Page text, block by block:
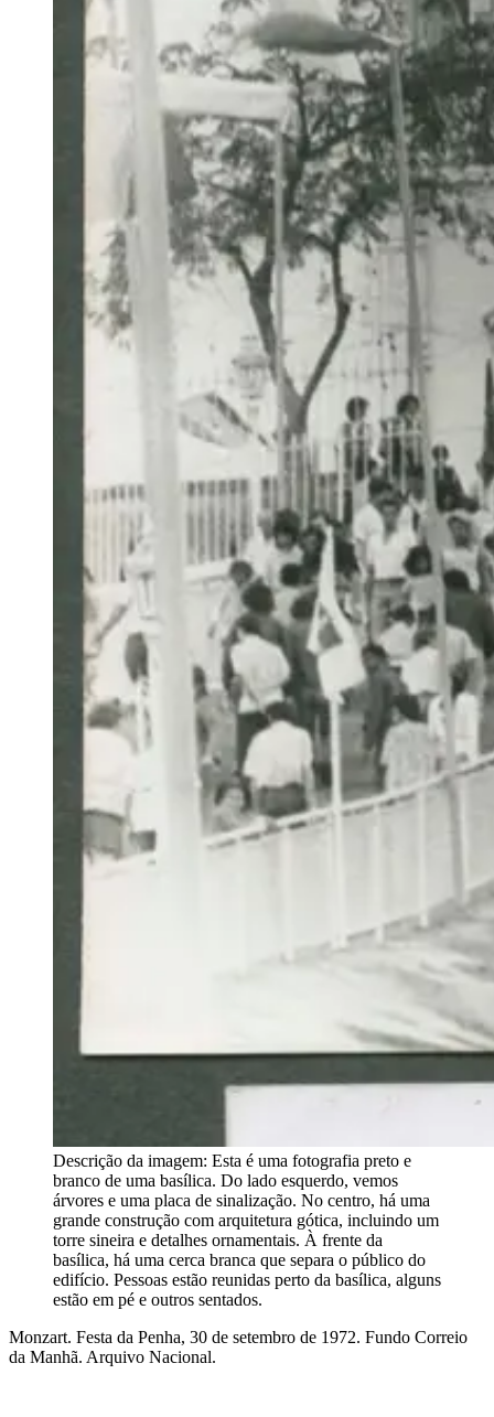
Descrição da imagem: Esta é uma fotografia preto e
branco de uma basílica. Do lado esquerdo, vemos
árvores e uma placa de sinalização. No centro, há uma
grande construção com arquitetura gótica, incluindo um
torre sineira e detalhes ornamentais. À frente da
basílica, há uma cerca branca que separa o público do
edifício. Pessoas estão reunidas perto da basílica, alguns
estão em pé e outros sentados.
Monzart. Festa da Penha, 30 de setembro de 1972. Fundo Correio
da Manhã. Arquivo Nacional.